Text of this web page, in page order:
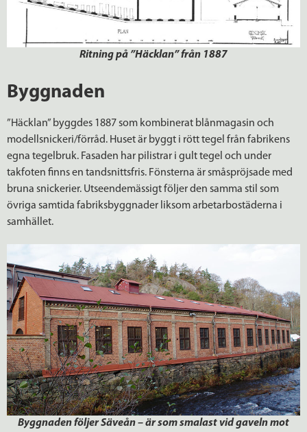
Ritning på ”Häcklan” från 1887
Byggnaden
”Häcklan” byggdes 1887 som kombinerat blånmagasin och
modellsnickeri/förråd. Huset är byggt i rött tegel från fabrikens
egna tegelbruk. Fasaden har pilistrar i gult tegel och under
takfoten finns en tandsnittsfris. Fönsterna är småspröjsade med
bruna snickerier. Utseendemässigt följer den samma stil som
övriga samtida fabriksbyggnader liksom arbetarbostäderna i
samhället.
Byggnaden följer Säveån – är som smalast vid gaveln mot